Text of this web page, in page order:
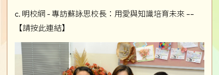
c. 明校網 - 專訪蘇詠思校長：用愛與知識培育未來 ––
【請按此連結】